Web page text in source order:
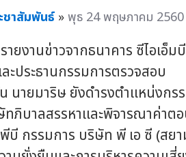
ชาสัมพันธ์ »พุธ 24 พฤษภาคม
านข่าวจากธนาคาร ซีไอเอ็มบี
ะประธานกรรมการตรวจสอบ
นายมาริษ ยังดำรงตำแหน่งกร
ทภิบาลสรรหาและพิจารณาค่าต
บี กรรมการ บริษัท พี เอ ซี (สย